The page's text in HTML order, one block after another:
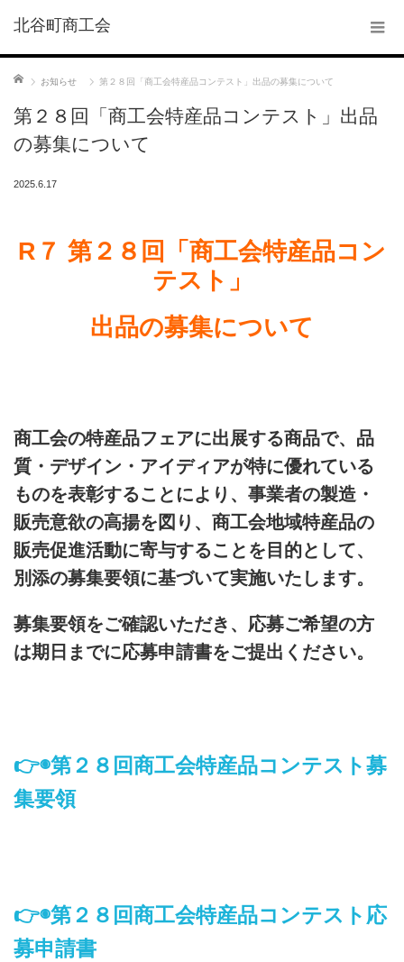
北谷町商工会
ホーム お知らせ 第２８回「商工会特産品コンテスト」出品の募集について
第２８回「商工会特産品コンテスト」出品
の募集について
2025.6.17
R７ 第２８回「商工会特産品コン
テスト」
出品の募集について
商工会の特産品フェアに出展する商品で、品
質・デザイン・アイディアが特に優れている
ものを表彰することにより、事業者の製造・
販売意欲の高揚を図り、商工会地域特産品の
販売促進活動に寄与することを目的として、
別添の募集要領に基づいて実施いたします。
募集要領をご確認いただき、応募ご希望の方
は期日までに応募申請書をご提出ください。
👉◉第２８回商工会特産品コンテスト募
集要領
👉◉第２８回商工会特産品コンテスト応
募申請書